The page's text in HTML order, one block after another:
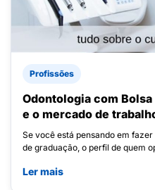
Profissões
Odontologia com
e o mercado de
Se você está pensando em
de graduação, o perfil de quem
Ler mais